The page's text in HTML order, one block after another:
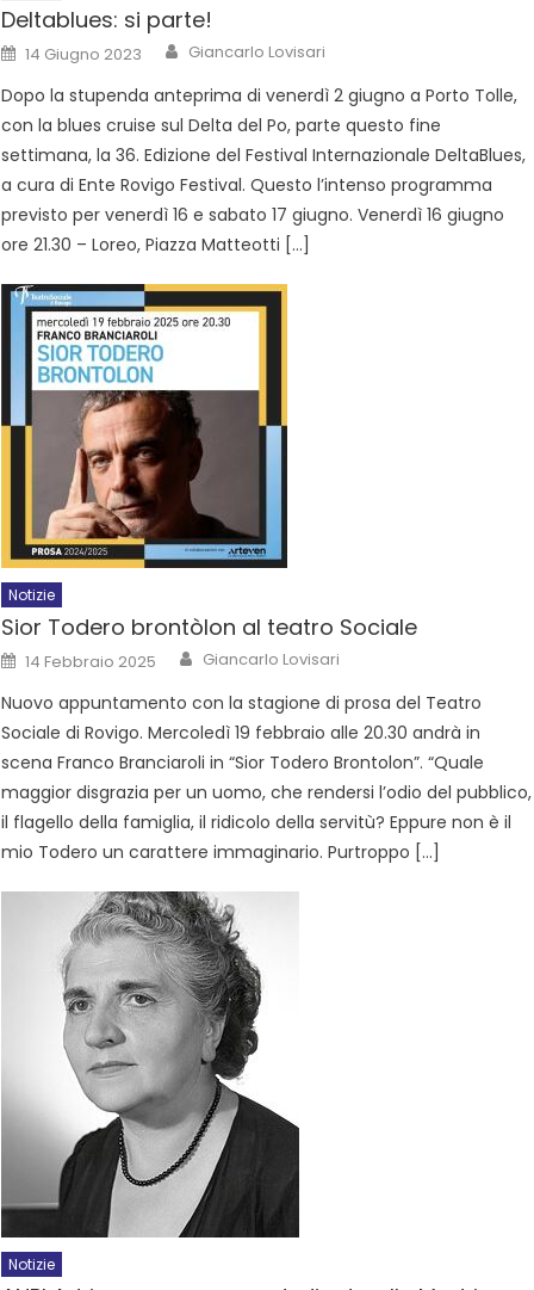
Deltablues: si parte!
14 Giugno 2023 Giancarlo Lovisari
Dopo la stupenda anteprima di venerdì 2 giugno a Porto Tolle,
con la blues cruise sul Delta del Po, parte questo fine
settimana, la 36. Edizione del Festival Internazionale DeltaBlues,
a cura di Ente Rovigo Festival. Questo l’intenso programma
previsto per venerdì 16 e sabato 17 giugno. Venerdì 16 giugno
ore 21.30 – Loreo, Piazza Matteotti […]
Notizie
Sior Todero brontòlon al teatro Sociale
14 Febbraio 2025 Giancarlo Lovisari
Nuovo appuntamento con la stagione di prosa del Teatro
Sociale di Rovigo. Mercoledì 19 febbraio alle 20.30 andrà in
scena Franco Branciaroli in “Sior Todero Brontolon”. “Quale
maggior disgrazia per un uomo, che rendersi l’odio del pubblico,
il flagello della famiglia, il ridicolo della servitù? Eppure non è il
mio Todero un carattere immaginario. Purtroppo […]
Notizie